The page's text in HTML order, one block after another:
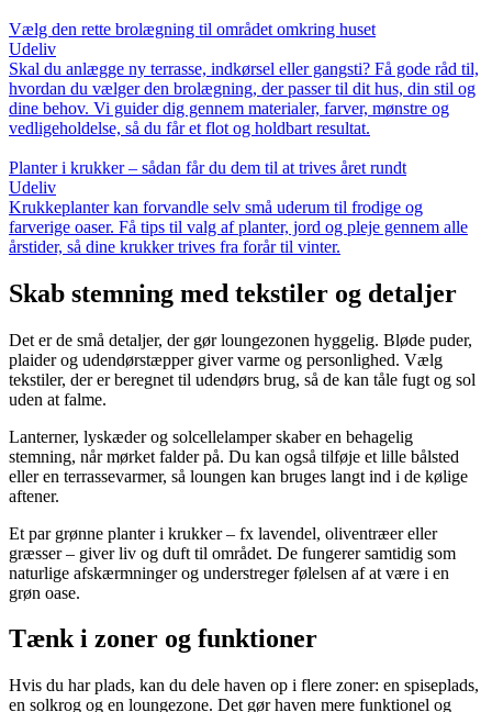
Vælg den rette brolægning til området omkring huset
Udeliv
Skal du anlægge ny terrasse, indkørsel eller gangsti? Få gode råd til,
hvordan du vælger den brolægning, der passer til dit hus, din stil og
dine behov. Vi guider dig gennem materialer, farver, mønstre og
vedligeholdelse, så du får et flot og holdbart resultat.
Planter i krukker – sådan får du dem til at trives året rundt
Udeliv
Krukkeplanter kan forvandle selv små uderum til frodige og
farverige oaser. Få tips til valg af planter, jord og pleje gennem alle
årstider, så dine krukker trives fra forår til vinter.
Skab stemning med tekstiler og detaljer
Det er de små detaljer, der gør loungezonen hyggelig. Bløde puder,
plaider og udendørstæpper giver varme og personlighed. Vælg
tekstiler, der er beregnet til udendørs brug, så de kan tåle fugt og sol
uden at falme.
Lanterner, lyskæder og solcellelamper skaber en behagelig
stemning, når mørket falder på. Du kan også tilføje et lille bålsted
eller en terrassevarmer, så loungen kan bruges langt ind i de kølige
aftener.
Et par grønne planter i krukker – fx lavendel, oliventræer eller
græsser – giver liv og duft til området. De fungerer samtidig som
naturlige afskærmninger og understreger følelsen af at være i en
grøn oase.
Tænk i zoner og funktioner
Hvis du har plads, kan du dele haven op i flere zoner: en spiseplads,
en solkrog og en loungezone. Det gør haven mere funktionel og